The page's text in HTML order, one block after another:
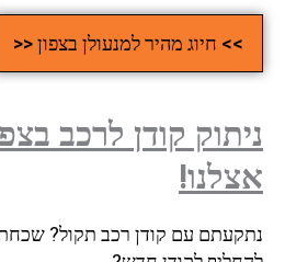
>> חיוג מהיר למנעולן בצפון <<
ניתוק קודן לרכב
אצלנו!
נתקעתם עם קודן רכב תקול?